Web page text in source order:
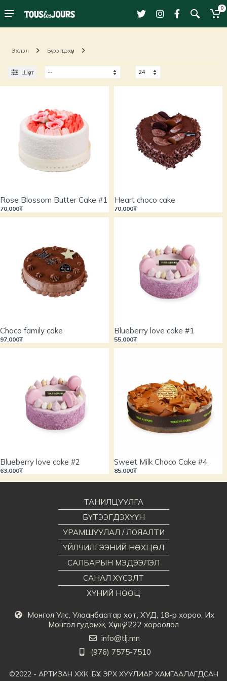
0
Эхлэл Бүтээгдэхүүн
Шүүлт
Rose Blossom Butter Cake #1
70,000₮
Heart choco cake
70,000₮
Choco family cake
97,000₮
Blueberry love cake #1
55,000₮
Blueberry love cake #2
63,000₮
Sweet Milk Choco Cake #4
85,000₮
Монгол Улс, Улаанбаатар хот, ХУД, 18-р хороо, Их
Монгол гудамж, Хүннү 2222 хороолол
info@tlj.mn
(976) 7575-7510
ТАНИЛЦУУЛГА
БҮТЭЭГДЭХҮҮН
УРАМШУУЛАЛ / ЛОЯАЛТИ
ҮЙЛЧИЛГЭЭНИЙ НӨХЦӨЛ
САЛБАРЫН МЭДЭЭЛЭЛ
САНАЛ ХҮСЭЛТ
ХҮНИЙ НӨӨЦ
©2022 - АРТИЗАН ХХК. БҮХ ЭРХ ХУУЛИАР ХАМГААЛАГДСАН